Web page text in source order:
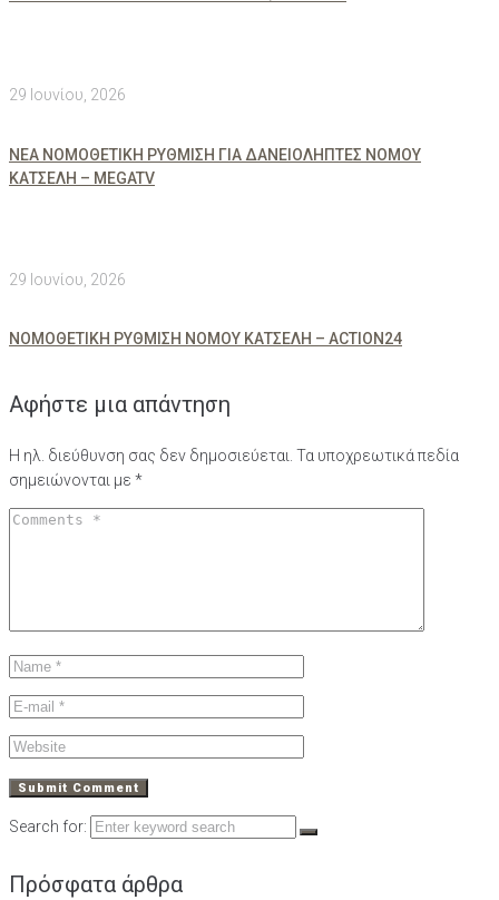
29 Ιουνίου, 2026
ΝΕΑ ΝΟΜΟΘΕΤΙΚΗ ΡΥΘΜΙΣΗ ΓΙΑ ΔΑΝΕΙΟΛΗΠΤΕΣ ΝΟΜΟΥ
ΚΑΤΣΕΛΗ – MEGATV
29 Ιουνίου, 2026
ΝΟΜΟΘΕΤΙΚΗ ΡΥΘΜΙΣΗ ΝΟΜΟΥ ΚΑΤΣΕΛΗ – ACTION24
Αφήστε μια απάντηση
Η ηλ. διεύθυνση σας δεν δημοσιεύεται. Τα υποχρεωτικά πεδία
σημειώνονται με *
Search for:
Πρόσφατα άρθρα